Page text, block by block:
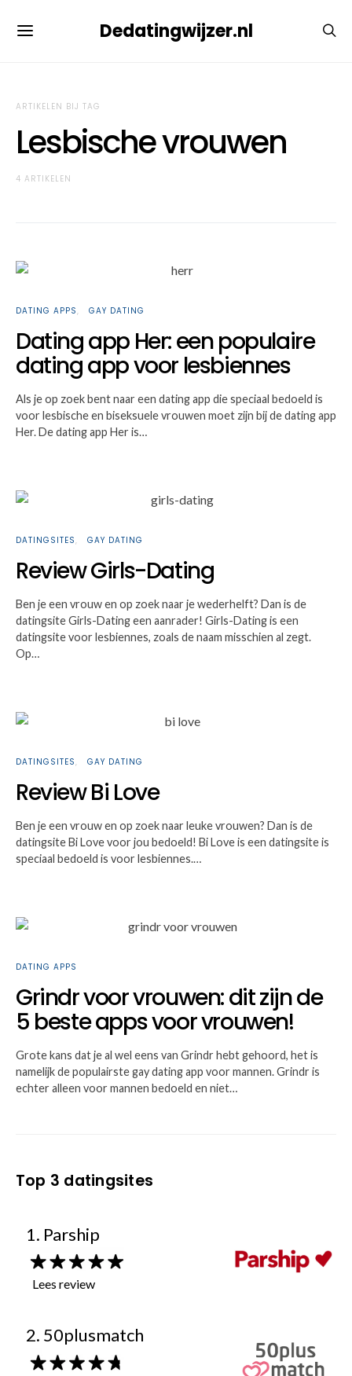
Dedatingwijzer.nl
ARTIKELEN BIJ TAG
Lesbische vrouwen
4 ARTIKELEN
DATING APPS GAY DATING
Dating app Her: een populaire
dating app voor lesbiennes
Als je op zoek bent naar een dating app die speciaal bedoeld is
voor lesbische en biseksuele vrouwen moet zijn bij de dating app
Her. De dating app Her is…
DATINGSITES GAY DATING
Review Girls-Dating
Ben je een vrouw en op zoek naar je wederhelft? Dan is de
datingsite Girls-Dating een aanrader! Girls-Dating is een
datingsite voor lesbiennes, zoals de naam misschien al zegt.
Op…
DATINGSITES GAY DATING
Review Bi Love
Ben je een vrouw en op zoek naar leuke vrouwen? Dan is de
datingsite Bi Love voor jou bedoeld! Bi Love is een datingsite is
speciaal bedoeld is voor lesbiennes.…
DATING APPS
Grindr voor vrouwen: dit zijn de
5 beste apps voor vrouwen!
Grote kans dat je al wel eens van Grindr hebt gehoord, het is
namelijk de populairste gay dating app voor mannen. Grindr is
echter alleen voor mannen bedoeld en niet…
Top 3 datingsites
1. Parship
Lees review
2. 50plusmatch